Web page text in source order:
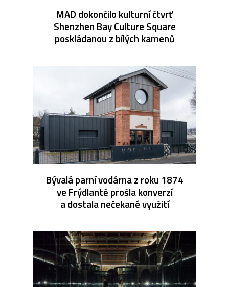
MAD dokončilo kulturní čtvrť
Shenzhen Bay Culture Square
poskládanou z bílých kamenů
Bývalá parní vodárna z roku 1874
ve Frýdlantě prošla konverzí
a dostala nečekané využití